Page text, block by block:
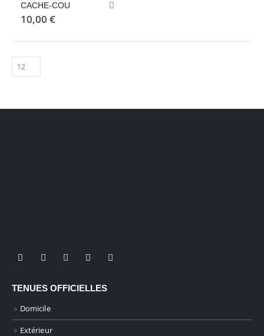
CACHE-COU
10,00 €
TENUES OFFICIELLES
Domicile
Extérieur